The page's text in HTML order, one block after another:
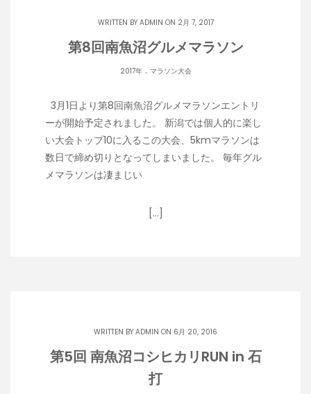
WRITTEN BY ADMIN ON 2月 7, 2017
第8回南魚沼グルメマラソン
2017年. マラソン大会
3月1日より第8回南魚沼グルメマラソンエントリ
ーが開始予定されました。 新潟では個人的に楽し
い大会トップ10に入るこの大会、5kmマラソンは
数日で締め切りとなってしまいました。 毎年グル
メマラソンは凄まじい
[…]
WRITTEN BY ADMIN ON 6月 20, 2016
第5回 南魚沼コシヒカリRUN in 石
打